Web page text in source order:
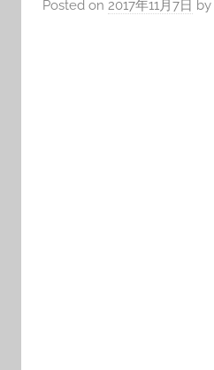
Posted on 2017年11月7日 by